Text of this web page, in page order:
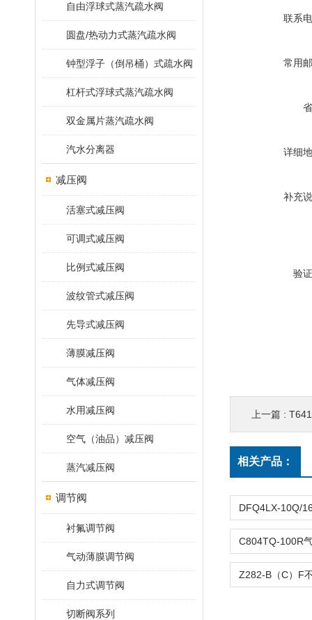
自由浮球式蒸汽疏水阀
圆盘/热动力式蒸汽疏水阀
钟型浮子（倒吊桶）式疏水阀
杠杆式浮球式蒸汽疏水阀
双金属片蒸汽疏水阀
汽水分离器
减压阀
活塞式减压阀
可调式减压阀
比例式减压阀
波纹管式减压阀
先导式减压阀
薄膜减压阀
气体减压阀
水用减压阀
空气（油品）减压阀
蒸汽减压阀
调节阀
衬氟调节阀
气动薄膜调节阀
自力式调节阀
切断阀系列
联系
常用
详细
补充
验
上一篇 :
相关产品：